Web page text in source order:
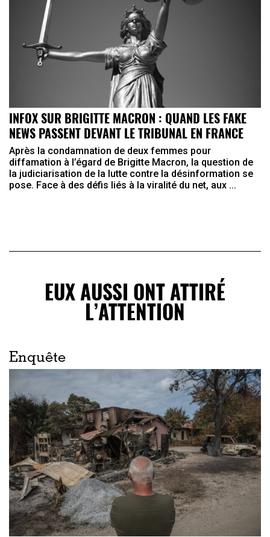
INFOX SUR BRIGITTE MACRON : QUAND LES FAKE
NEWS PASSENT DEVANT LE TRIBUNAL EN FRANCE
Après la condamnation de deux femmes pour
diffamation à l’égard de Brigitte Macron, la question de
la judiciarisation de la lutte contre la désinformation se
pose. Face à des défis liés à la viralité du net, aux ...
EUX AUSSI ONT ATTIRÉ
L’ATTENTION
Enquête